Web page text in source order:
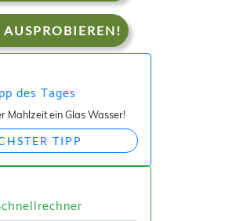
des Tages
Mahlzeit ein Glas Wasser!
TIPP